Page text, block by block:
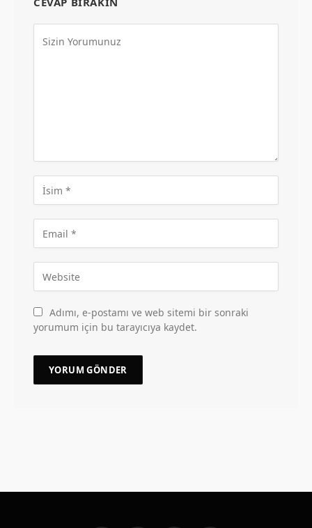
Adımı, e-postamı ve web sitemi bir sonraki
yorumum için bu tarayıcıya kaydet.